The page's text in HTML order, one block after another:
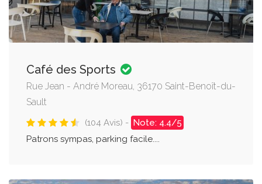
Café des Sports
Rue Jean - André Moreau, 36170 Saint-Benoît-du-
Sault
(104 Avis) - Note: 4.4/5
Patrons sympas, parking facile....